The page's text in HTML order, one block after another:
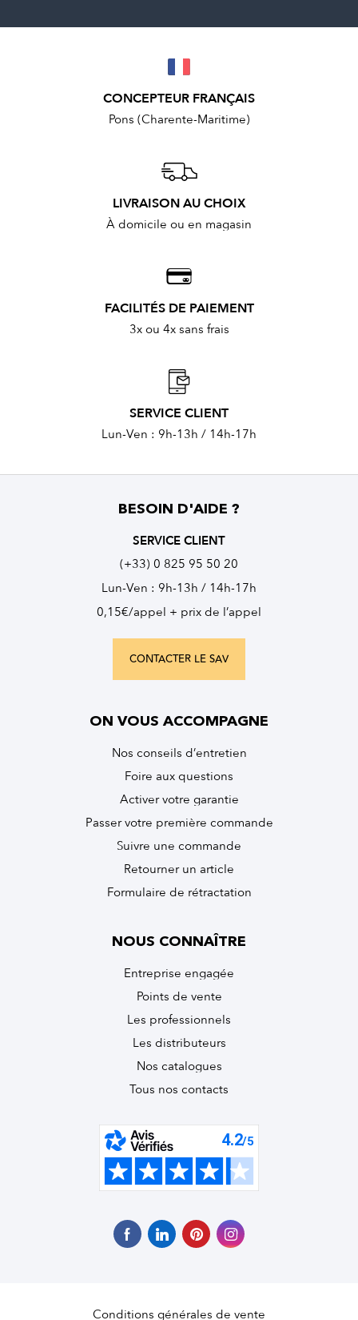
CONCEPTEUR FRANÇAIS
Pons (Charente-Maritime)
LIVRAISON AU CHOIX
À domicile ou en magasin
FACILITÉS DE PAIEMENT
3x ou 4x sans frais
SERVICE CLIENT
Lun-Ven : 9h-13h / 14h-17h
BESOIN D'AIDE ?
SERVICE CLIENT
(+33) 0 825 95 50 20
Lun-Ven : 9h-13h / 14h-17h
0,15€/appel + prix de l’appel
CONTACTER LE SAV
ON VOUS ACCOMPAGNE
Nos conseils d’entretien
Foire aux questions
Activer votre garantie
Passer votre première commande
Suivre une commande
Retourner un article
Formulaire de rétractation
NOUS CONNAÎTRE
Entreprise engagée
Points de vente
Les professionnels
Les distributeurs
Nos catalogues
Tous nos contacts
Conditions générales de vente